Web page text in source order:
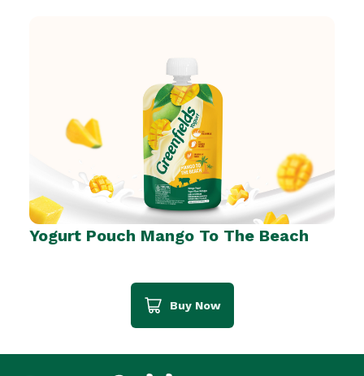
Yogurt Pouch Mango To The Beach
Buy Now